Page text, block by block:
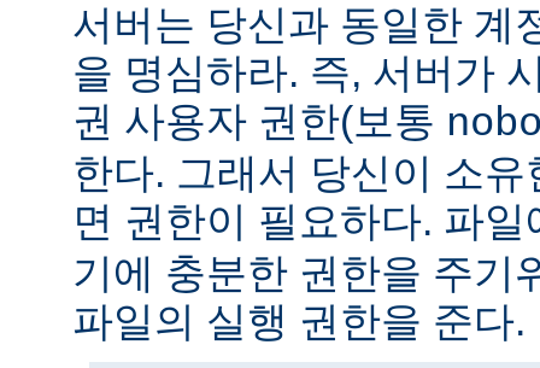
서버는 당신과 동일한 계
을 명심하라. 즉, 서버가
권 사용자 권한(보통
한다. 그래서 당신이 소
면 권한이 필요하다. 파
기에 충분한 권한을 주기
파일의 실행 권한을 준다.